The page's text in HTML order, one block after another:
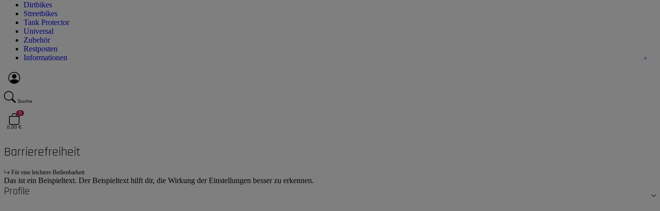
Dirtbikes
Streetbikes
Tank Protector
Universal
Zubehör
Restposten
Informationen
Suche
0
0,00 €
Barrierefreiheit
Für eine leichtere Bedienbarkeit
Das ist ein Beispieltext. Der Beispieltext hilft dir, die Wirkung der Einstellungen besser zu erkennen.
Profile